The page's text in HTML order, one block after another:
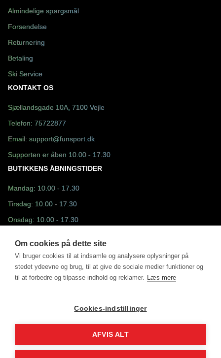
Almindelige spørgsmål
Forsendelse
Returnering
Betaling
Ski Service
KONTAKT OS
Sjællandsgade 10A, 7100 Vejle
Telefon: 75722877
Email: support@funsport.dk
Supporten er åben 10.00 - 17.30
BUTIKKENS ÅBNINGSTIDER
Mandag: 10.00 - 17.30
Tirsdag: 10.00 - 17.30
Onsdag: 10.00 - 17.30
Fredag: 10.30 - 17.30
Lørdag: 10.00 - 13.00
©2025 - Fun Sport ApS drevet af MM Sports Trading ApS
Om cookies på dette site
Vi bruger cookies til at indsamle og analysere oplysninger på
stedet ydeevne og brug, til at give de sociale medier funktioner og
til at forbedre og tilpasse indhold og reklamer. Læs mere
Cookies-indstillinger
AFVIS ALT